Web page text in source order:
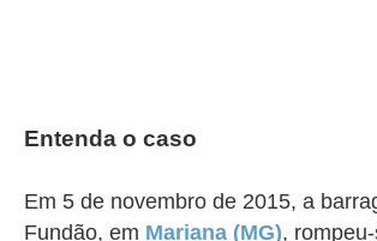
Entenda o caso
Em 5 de novembro de 2015, a
Fundão, em Mariana (MG),